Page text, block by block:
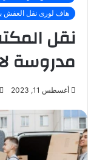
هاف لورى نقل العفش
نقل
مدروسة
أغسطس 11, 2023